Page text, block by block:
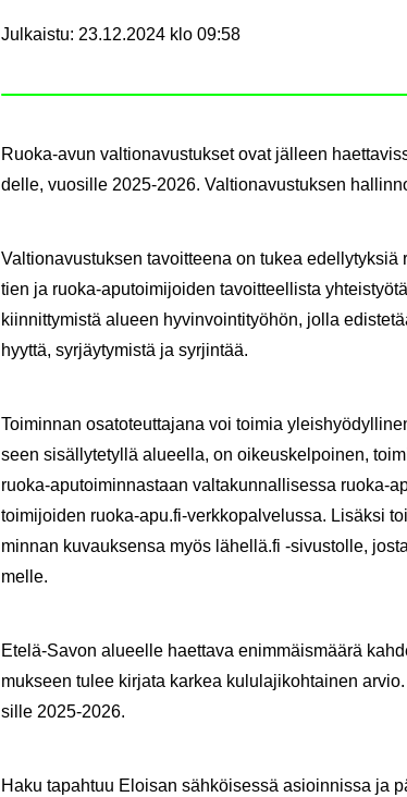
Julkaistu: 23.12.2024 klo 09:58
Ruoka-​avun val­tio­na­vus­tuk­set ovat jäl­leen
del­le, vuo­sil­le 2025-2026. Val­tio­na­vus­tuk­sen
Val­tio­na­vus­tuk­sen ta­voit­tee­na on tukea
tien ja ruoka-​aputoimijoiden ta­voit­teel­lis­ta
kiin­nit­ty­mis­tä alu­een hy­vin­voin­ti­työ­hön, jolla
hyyt­tä, syr­jäy­ty­mis­tä ja syr­jin­tää.
Toi­min­nan osa­to­teut­ta­ja­na voi toi­mia
seen si­säl­ly­te­tyl­lä alu­eel­la, on oi­keus­kel­poi­nen,
ruoka-​aputoiminnastaan val­ta­kun­nal­li­ses­sa ruoka-​
toi­mi­joi­den ruoka-​apu.fi-​verkkopalvelussa. Li­säk­si
min­nan ku­vauk­sen­sa myös lä­hel­lä.fi -​sivustolle,
mel­le.
Etelä-​Savon alu­eel­le haet­ta­va enim­mäis­mää­rä
muk­seen tulee kir­ja­ta kar­kea ku­lu­la­ji­koh­tai­nen
sil­le 2025-2026.
Haku ta­pah­tuu Eloi­san säh­köi­ses­sä asioin­nis­sa ja